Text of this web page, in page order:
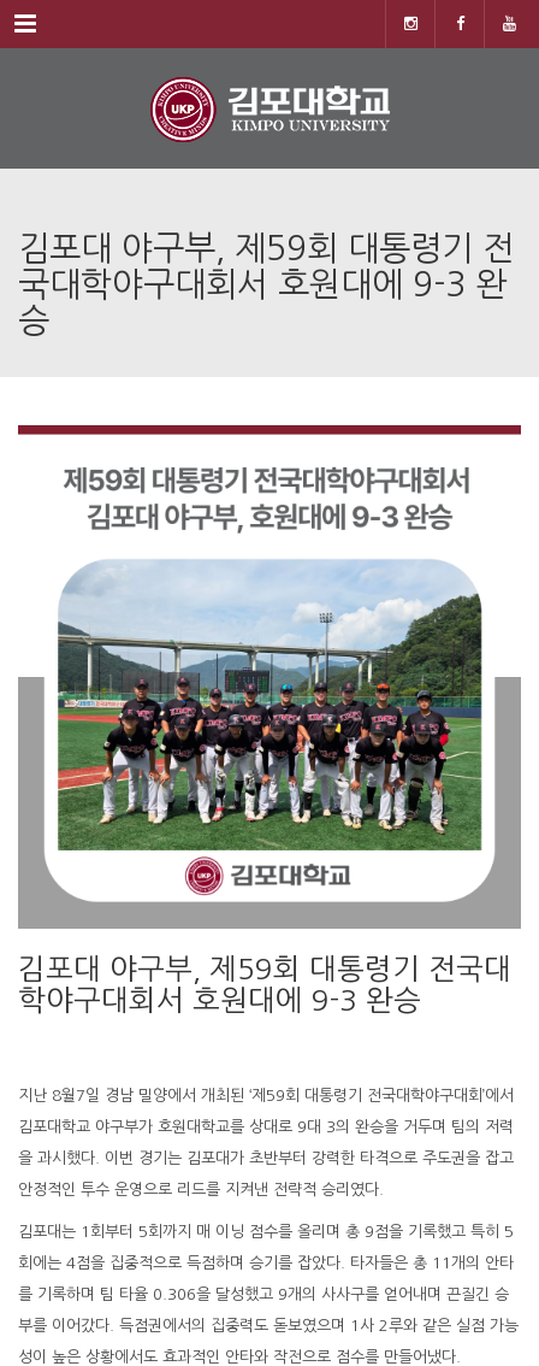
Menu
김포대 야구부, 제59회 대통령기 전
국대학야구대회서 호원대에 9-3 완
승
김포대 야구부, 제59회 대통령기 전국대
학야구대회서 호원대에 9-3 완승
지난 8월7일 경남 밀양에서 개최된 ‘제59회 대통령기 전국대학야구대회’에서
김포대학교 야구부가 호원대학교를 상대로 9대 3의 완승을 거두며 팀의 저력
을 과시했다. 이번 경기는 김포대가 초반부터 강력한 타격으로 주도권을 잡고
안정적인 투수 운영으로 리드를 지켜낸 전략적 승리였다.
김포대는 1회부터 5회까지 매 이닝 점수를 올리며 총 9점을 기록했고 특히 5
회에는 4점을 집중적으로 득점하며 승기를 잡았다. 타자들은 총 11개의 안타
를 기록하며 팀 타율 0.306을 달성했고 9개의 사사구를 얻어내며 끈질긴 승
부를 이어갔다. 득점권에서의 집중력도 돋보였으며 1사 2루와 같은 실점 가능
성이 높은 상황에서도 효과적인 안타와 작전으로 점수를 만들어냈다.